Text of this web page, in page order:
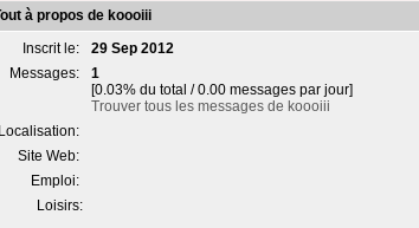
à propos de koooiii
Inscrit le:
29 Sep 2012
Messages:
1
[0.03% du total / 0.00 messages par jour]
Trouver tous les messages de koooiii
Localisation:
Site Web:
Emploi:
Loisirs: